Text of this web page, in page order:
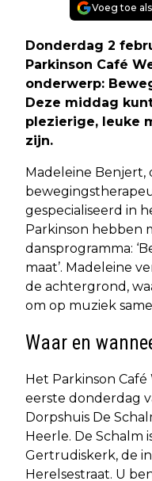
Voeg toe
Donderdag 2
Parkinson Café
onderwerp:
Deze middag
plezierige, leuke
zijn.
Madeleine Benjert,
gespecialiseerd in
Parkinson hebben
dansprogramma:
maat’. Madeleine
de achtergrond,
om op muziek
Waar en
Het Parkinson
eerste donderdag
Dorpshuis De
Heerle. De Schalm
Gertrudiskerk, de
Herelsestraat. U